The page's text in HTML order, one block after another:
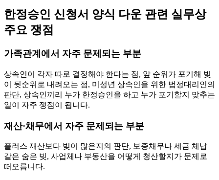
한정승인 신청서 양식 다운 관련 실무상
주요 쟁점
가족관계에서 자주 문제되는 부분
상속인이 각자 따로 결정해야 한다는 점, 앞 순위가 포기해 빚
이 뒷순위로 내려오는 점, 미성년 상속인을 위한 법정대리인의
판단, 상속인끼리 누가 한정승인을 하고 누가 포기할지 맞추는
일이 자주 쟁점이 됩니다.
재산·채무에서 자주 문제되는 부분
플러스 재산보다 빚이 많은지의 판단, 보증채무나 세금 체납
같은 숨은 빚, 사업체나 부동산을 어떻게 청산할지가 문제로
떠오릅니다.